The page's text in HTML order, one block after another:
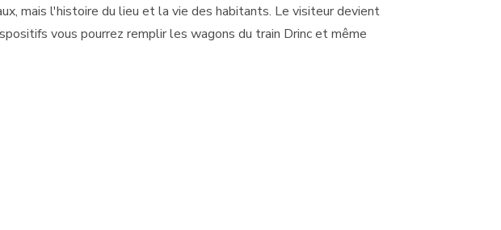
mais l'histoire du lieu et la vie des habitants. Le visiteur devient
vous pourrez remplir les wagons du train Drinc et même